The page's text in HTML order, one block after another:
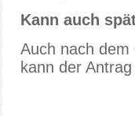
Kann auch
Auch nach dem
kann der